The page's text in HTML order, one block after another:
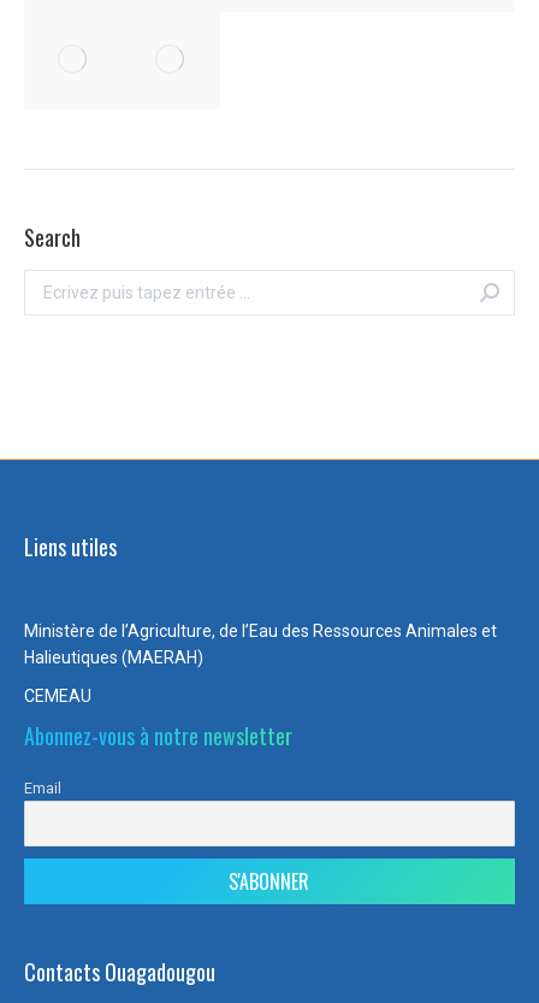
Search
Recherche
Liens utiles
Ministère de l’Agriculture, de l’Eau des Ressources Animales et
Halieutiques (MAERAH)
CEMEAU
Abonnez-vous à notre newsletter
Email
Contacts Ouagadougou